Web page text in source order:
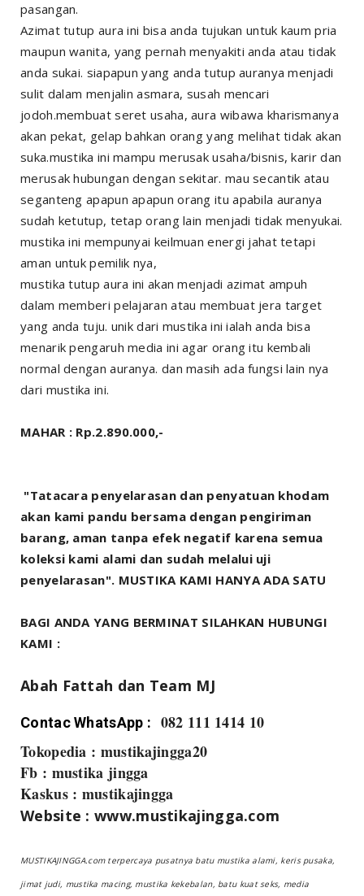
pasangan.
Azimat tutup aura ini bisa anda tujukan untuk kaum pria
maupun wanita, yang pernah menyakiti anda atau tidak
anda sukai. siapapun yang anda tutup auranya menjadi
sulit dalam menjalin asmara, susah mencari
jodoh.membuat seret usaha, aura wibawa kharismanya
akan pekat, gelap bahkan orang yang melihat tidak akan
suka.mustika ini mampu merusak usaha/bisnis, karir dan
merusak hubungan dengan sekitar. mau secantik atau
seganteng apapun apapun orang itu apabila auranya
sudah ketutup, tetap orang lain menjadi tidak menyukai.
mustika ini mempunyai keilmuan energi jahat tetapi
aman untuk pemilik nya,
mustika tutup aura ini akan menjadi azimat ampuh
dalam memberi pelajaran atau membuat jera target
yang anda tuju. unik dari mustika ini ialah anda bisa
menarik pengaruh media ini agar orang itu kembali
normal dengan auranya. dan masih ada fungsi lain nya
dari mustika ini.
MAHAR : Rp.2.890.000,-
"Tatacara penyelarasan dan penyatuan khodam
akan kami pandu bersama dengan pengiriman
barang, aman tanpa efek negatif karena semua
koleksi kami alami dan sudah melalui uji
penyelarasan". MUSTIKA KAMI HANYA ADA SATU
BAGI ANDA YANG BERMINAT SILAHKAN HUBUNGI
KAMI :
Abah Fattah dan Team MJ
Contac WhatsApp : 082 111 1414 10
Tokopedia : mustikajingga20
Fb : mustika jingga
Kaskus : mustikajingga
Website : www.mustikajingga.com
MUSTIKAJINGGA.com terpercaya pusatnya batu mustika alami, keris pusaka,
jimat judi, mustika macing, mustika kekebalan, batu kuat seks, media